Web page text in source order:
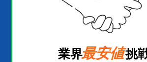
業界最安値挑